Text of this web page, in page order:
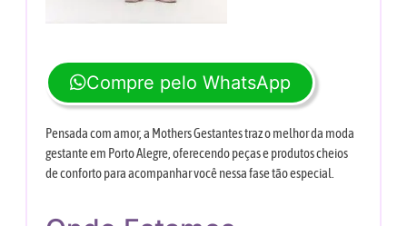
Compre pelo WhatsApp
Pensada com amor, a Mothers Gestantes traz o melhor da moda
gestante em Porto Alegre, oferecendo peças e produtos cheios
de conforto para acompanhar você nessa fase tão especial.